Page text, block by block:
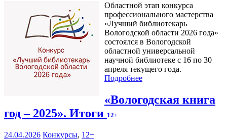
Областной этап конкурса
профессионального мастерства
«Лучший библиотекарь
Вологодской области 2026 года»
состоялся в Вологодской
областной универсальной
научной библиотеке с 16 по 30
апреля текущего года.
Подробнее
«Вологодская книга
год – 2025». Итоги 12+
24.04.2026 Конкурсы, 12+